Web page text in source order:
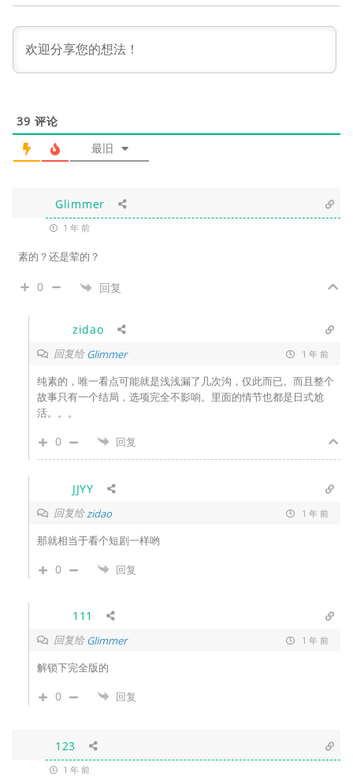
39 评论
最旧
Glimmer
1 年 前
素的？还是荤的？
0 回复
zidao
回复给Glimmer 1 年 前
纯素的，唯一看点可能就是浅浅漏了几次沟，仅此而已。而且整个
故事只有一个结局，选项完全不影响。里面的情节也都是日式尬
活。。。
0 回复
JJYY
回复给zidao 1 年 前
那就相当于看个短剧一样哟
0 回复
111
回复给Glimmer 1 年 前
解锁下完全版的
0 回复
123
1 年 前